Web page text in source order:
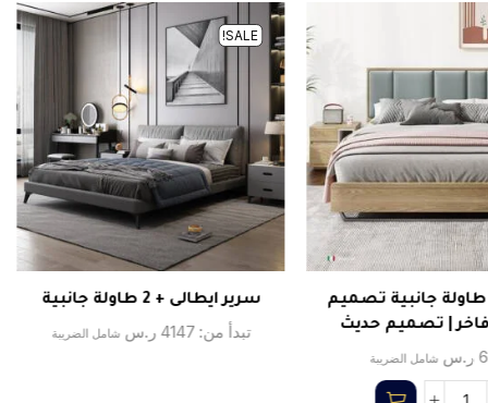
سرير + 2 طاولة جانبية تصميم
فاخر | تصميم حديث
ر.س شامل الضريبة
SALE!
سرير ايطالى + 2 طاولة جانبية
تبدأ من:4147 ر.س شامل الضريبة